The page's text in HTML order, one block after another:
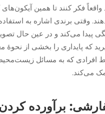
فکر کنند تا همین
وقتی برندی اشاره به
پیدا می‌کند و در عین حال
که پایداری را بخشی از
افرادی که به مسائل
می‌کند.
برآورده